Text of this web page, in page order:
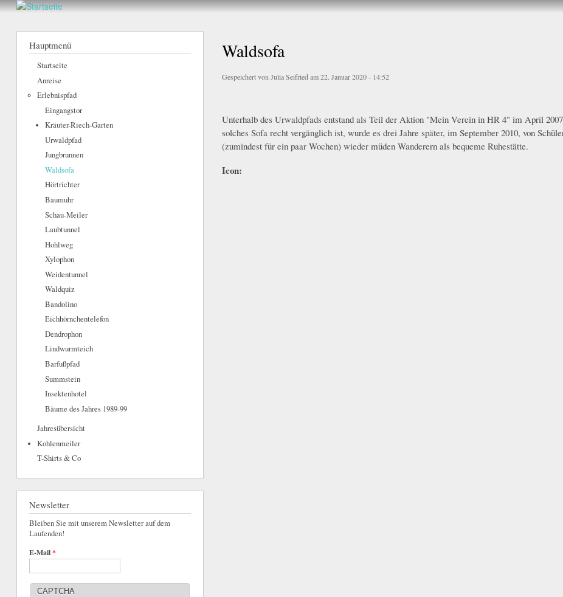
Direkt
Frankenstein
e.V. Waldsofa
Gespeichert von Julia Seifried am 22. Januar 2020 - 14:52
Unterhalb des Urwaldpfads entstand als Teil der Aktion "Mein Verein in HR 4" im April
solches Sofa recht vergänglich ist, wurde es drei Jahre später, im September 2010, von
(zumindest für ein paar Wochen) wieder müden Wanderern als bequeme Ruhestätte.
Icon:
Hauptmenü
Startseite
Anreise
Erlebnispfad
Eingangstor
Kräuter-Riech-Garten
Urwaldpfad
Jungbrunnen
Waldsofa
Hörtrichter
Baumuhr
Schau-Meiler
Laubtunnel
Hohlweg
Xylophon
Weidentunnel
Waldquiz
Bandolino
Eichhörnchentelefon
Dendrophon
Lindwurmteich
Barfußpfad
Summstein
Insektenhotel
Bäume des Jahres 1989-99
Jahresübersicht
Kohlenmeiler
T-Shirts & Co
Newsletter
Bleiben Sie mit unserem Newsletter auf dem
Laufenden!
E-Mail*
CAPTCHA